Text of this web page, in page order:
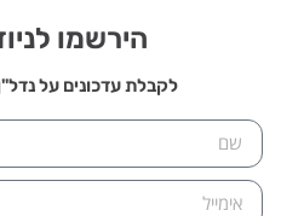
הירשמו
לקבלת עדכונים על